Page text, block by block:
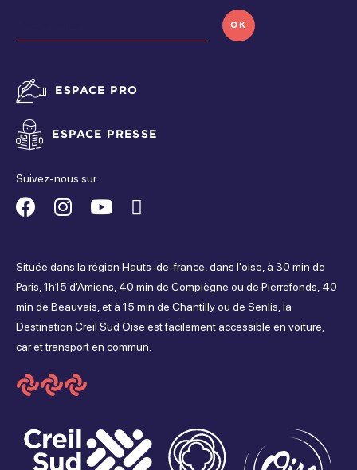
OK
ESPACE PRO
ESPACE PRESSE
Suivez-nous sur
Suivez-
sur
Facebook
Suivez-
sur
Instagram
Suivez-
sur
Youtube
sur
Tripadvisor
Située dans la région Hauts-de-france, dans l'oise, à 30 min de
Paris, 1h15 d'Amiens, 40 min de Compiègne ou de Pierrefonds, 40
min de Beauvais, et à 15 min de Chantilly ou de Senlis, la
Destination Creil Sud Oise est facilement accessible en voiture,
car et transport en commun.